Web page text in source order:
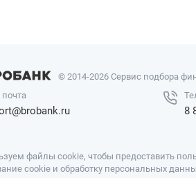
© 2014-2026 Сервис подбора
8
файлы cookie, чтобы предоставить
cookie и обработку персональных